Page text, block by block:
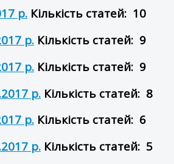
р. Кількість статей: 10
р. Кількість статей: 9
р. Кількість статей: 9
р. Кількість статей: 8
р. Кількість статей: 6
р. Кількість статей: 5